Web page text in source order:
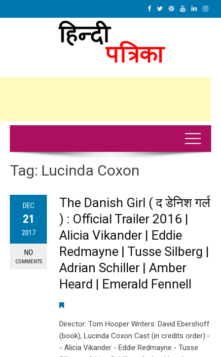
Tag: Lucinda Coxon
DEC
21
2017
NO
COMMENTS
The Danish Girl ( द डेनिश गर्ल
) : Official Trailer 2016 |
Alicia Vikander | Eddie
Redmayne | Tusse Silberg |
Adrian Schiller | Amber
Heard | Emerald Fennell
Director: Tom Hooper Writers: David Ebershoff
(book), Lucinda Coxon Cast (in credits order):-
- Alicia Vikander - Eddie Redmayne - Tusse